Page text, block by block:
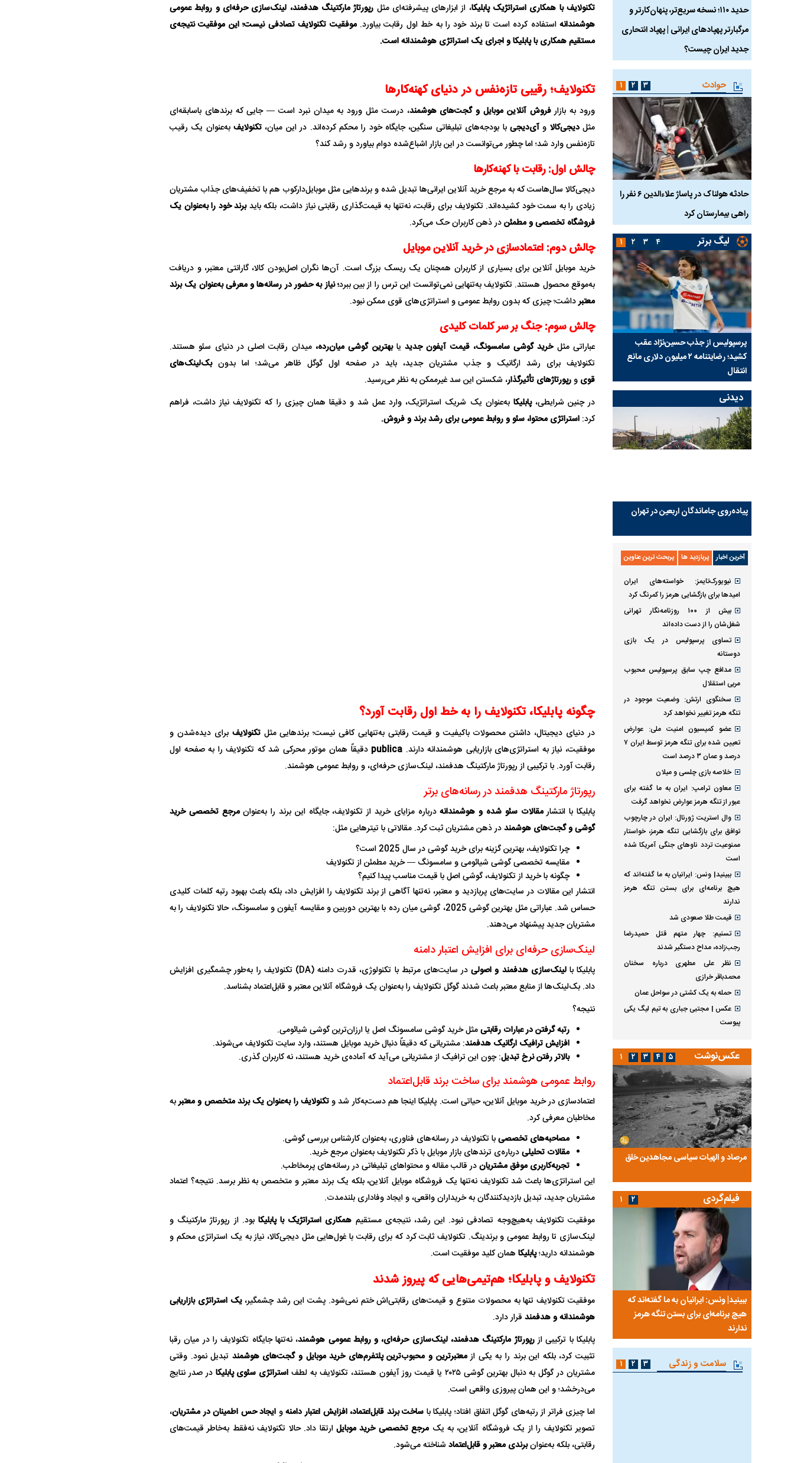
تکنولایف با همکاری استراتژیک پابلیکا، از ابزارهای پیشرفته‌ای مثل رپورتاژ مارکتینگ هدفمند، لینک‌سازی حرفه‌ای و روابط عمومی
هوشمندانهاستفاده کرده است تا برند خود را به خط اول رقابت بیاورد.موفقیت تکنولایف تصادفی نیست؛ این موفقیت نتیجه‌ی
مستقیم همکاری با پابلیکا و اجرای یک استراتژی هوشمندانه است.
تکنولایف؛ رقیبی تازه‌نفس در دنیای کهنه‌کارها
ورود به بازارفروش آنلاین موبایل و گجت‌های هوشمند، درست مثل ورود به میدان نبرد است — جایی که برندهای باسابقه‌ای
مثلدیجی‌کالا وآی‌دیجی با بودجه‌های تبلیغاتی سنگین، جایگاه خود را محکم کرده‌اند. در این میان، تکنولایفبه‌عنوان یک رقیب
تازه‌نفس وارد شد؛ اما چطور می‌توانست در این بازار اشباع‌شده دوام بیاورد و رشد کند؟
چالش اول: رقابت با کهنه‌کارها
دیجی‌کالا سال‌هاست که به مرجع خرید آنلاین ایرانی‌ها تبدیل شده و برندهایی مثل موبایل‌دارکوب هم با تخفیف‌های جذاب مشتریان
زیادی را به سمت خود کشیده‌اند. تکنولایف برای رقابت، نه‌تنها به قیمت‌گذاری رقابتی نیاز داشت، بلکه بایدبرند خود را به‌عنوان یک
فروشگاه تخصصی و مطمئندر ذهن کاربران حک می‌کرد.
چالش دوم: اعتمادسازی در خرید آنلاین موبایل
خرید موبایل آنلاین برای بسیاری از کاربران همچنان یک ریسک بزرگ است. آن‌ها نگران اصل‌بودن کالا، گارانتی معتبر، و دریافت
به‌موقع محصول هستند. تکنولایف به‌تنهایی نمی‌توانست این ترس را از بین ببرد؛ نیاز به حضور در رسانه‌ها و معرفی به‌عنوان یک برند
معتبرداشت؛ چیزی که بدون روابط عمومی و استراتژی‌های قوی ممکن نبود.
چالش سوم: جنگ بر سر کلمات کلیدی
عباراتی مثلخرید گوشی سامسونگ، قیمت آیفون جدید یا بهترین گوشی میان‌رده، میدان رقابت اصلی در دنیای سئو هستند.
تکنولایف برای رشد ارگانیک و جذب مشتریان جدید، باید در صفحه اول گوگل ظاهر می‌شد؛ اما بدونبک‌لینک‌های
قوی ورپورتاژهای تأثیرگذار، شکستن این سد غیرممکن به نظر می‌رسید.
در چنین شرایطی،پابلیکا به‌عنوان یک شریک استراتژیک، وارد عمل شد و دقیقا همان چیزی را که تکنولایف نیاز داشت، فراهم
کرد: استراتژی محتوا، سئو و روابط عمومی برای رشد برند و فروش.
چگونه پابلیکا، تکنولایف را به خط اول رقابت آورد؟
در دنیای دیجیتال، داشتن محصولات باکیفیت و قیمت رقابتی به‌تنهایی کافی نیست؛ برندهایی مثلتکنولایف برای دیده‌شدن و
موفقیت، نیاز به استراتژی‌های بازاریابی هوشمندانه دارند. publica دقیقاً همان موتور محرکی شد که تکنولایف را به صفحه اول
رقابت آورد. با ترکیبی از رپورتاژ مارکتینگ هدفمند، لینک‌سازی حرفه‌ای، و روابط عمومی هوشمند.
رپورتاژ مارکتینگ هدفمند در رسانه‌های برتر
پابلیکا با انتشارمقالات سئو شده و هوشمندانهدرباره مزایای خرید از تکنولایف، جایگاه این برند را به‌عنوانمرجع تخصصی خرید
گوشی و گجت‌های هوشمنددر ذهن مشتریان ثبت کرد. مقالاتی با تیترهایی مثل:
چرا تکنولایف، بهترین گزینه برای خرید گوشی در سال 2025 است؟
مقایسه تخصصی گوشی شیائومی و سامسونگ — خرید مطمئن از تکنولایف
چگونه با خرید از تکنولایف، گوشی اصل با قیمت مناسب پیدا کنیم؟
انتشار این مقالات در سایت‌های پربازدید و معتبر، نه‌تنها آگاهی از برند تکنولایف را افزایش داد، بلکه باعث بهبود رتبه کلمات کلیدی
حساس شد. عباراتی مثل بهترین گوشی 2025، گوشی میان ‌رده با بهترین دوربین و مقایسه آیفون و سامسونگ، حالا تکنولایف را به
مشتریان جدید پیشنهاد می‌دهند.
لینک‌سازی حرفه‌ای برای افزایش اعتبار دامنه
پابلیکا بالینک‌سازی هدفمند و اصولی
در سایت‌های مرتبط با تکنولوژی، قدرت دامنه (DA) تکنولایف را به‌طور چشمگیری افزایش
داد. بک‌لینک‌ها از منابع معتبر باعث شدند گوگل تکنولایف را به‌عنوان یک فروشگاه آنلاین معتبر و قابل‌اعتماد بشناسد.
نتیجه؟
رتبه گرفتن در عبارات رقابتیمثل خرید گوشی سامسونگ اصل یا ارزان‌ترین گوشی شیائومی.
افزایش ترافیک ارگانیک هدفمند: مشتریانی که دقیقاً دنبال خرید موبایل هستند، وارد سایت تکنولایف می‌شوند.
بالاتر رفتن نرخ تبدیل: چون این ترافیک از مشتریانی می‌آید که آماده‌ی خرید هستند، نه کاربران گذری.
روابط عمومی هوشمند برای ساخت برند قابل‌اعتماد
اعتمادسازی در خرید موبایل آنلاین، حیاتی است. پابلیکا اینجا هم دست‌به‌کار شد وتکنولایف را به‌عنوان یک برند متخصص و معتبربه
مخاطبان معرفی کرد.
مصاحبه‌های تخصصیبا تکنولایف در رسانه‌های فناوری، به‌عنوان کارشناس بررسی گوشی.
مقالات تحلیلیدرباره‌ی ترندهای بازار موبایل با ذکر تکنولایف به‌عنوان مرجع خرید.
تجربه‌کاربری موفق مشتریاندر قالب مقاله و محتواهای تبلیغاتی در رسانه‌های پرمخاطب.
این استراتژی‌ها باعث شد تکنولایف نه‌تنها یک فروشگاه موبایل آنلاین، بلکه یک برند معتبر و متخصص به نظر برسد. نتیجه؟ اعتماد
مشتریان جدید، تبدیل بازدیدکنندگان به خریداران واقعی، و ایجاد وفاداری بلندمدت.
موفقیت تکنولایف به‌هیچ‌وجه تصادفی نبود. این رشد، نتیجه‌ی مستقیم همکاری استراتژیک با پابلیکا بود. از رپورتاژ مارکتینگ و
لینک‌سازی تا روابط عمومی و برندینگ. تکنولایف ثابت کرد که برای رقابت با غول‌هایی مثل دیجی‌کالا، نیاز به یک استراتژی محکم و
هوشمندانه دارید؛پابلیکا همان کلید موفقیت است.
تکنولایف و پابلیکا؛ هم‌تیمی‌هایی که پیروز شدند
موفقیت تکنولایف تنها به محصولات متنوع و قیمت‌های رقابتی‌اش ختم نمی‌شود. پشت این رشد چشمگیر،یک استراتژی بازاریابی
هوشمندانه و هدفمند قرار دارد.
پابلیکا با ترکیبی ازرپورتاژ مارکتینگ هدفمند، لینک‌سازی حرفه‌ای، و روابط عمومی هوشمند، نه‌تنها جایگاه تکنولایف را در میان رقبا
تثبیت کرد، بلکه این برند را به یکی ازمعتبرترین و محبوب‌ترین پلتفرم‌های خرید موبایل و گجت‌های هوشمند تبدیل نمود. وقتی
مشتریان در گوگل به دنبال بهترین گوشی ۲۰۲۵ یا قیمت روز آیفون هستند، تکنولایف به لطف
استراتژی سئوی پابلیکا در صدر نتایج
می‌درخشد؛ و این همان پیروزی واقعی است.
اما چیزی فراتر از رتبه‌های گوگل اتفاق افتاد؛ پابلیکا با ساخت برند قابل‌اعتماد، افزایش اعتبار دامنهو ایجاد حس اطمینان در مشتریان،
تصویر تکنولایف را از یک فروشگاه آنلاین، به یکمرجع تخصصی خرید موبایل ارتقا داد. حالا تکنولایف نه‌فقط به‌خاطر قیمت‌های
رقابتی، بلکه به‌عنوانبرندی معتبر و قابل‌اعتمادشناخته می‌شود.
حدید ۱۱۰؛ نسخه سریع‌تر، پنهان‌کارتر و
مرگبارتر پهپادهای ایرانی | پهپاد انتحاری
جدید ایران چیست؟
هواپیمای مرموز E-11A BACN چیست؟
فضاپیمای «استارشیپ» ایلان ماسک
چیست؟
حدید ۱۱۰؛ نسخه سریع‌تر، پنهان‌کارتر و
مرگبارتر پهپادهای ایرانی | پهپاد انتحاری
هواپیمای مرموز E-11A BACN چیست؟
حوادث
حادثه هولناک در پاساژ علاءالدین ۶ نفر را
راهی بیمارستان کرد
ردپای سیاست در یک جنایت مرموز؛
ماجرای قتل مداح معروف چیست؟
جراحان قلابی در شمال تهران بازداشت
شدند؛ از تزریق فیلر تا جراحی پلک
حادثه هولناک در پاساژ علاءالدین ۶ نفر را
راهی بیمارستان کرد
ردپای سیاست در یک جنایت مرموز؛
ماجرای قتل مداح معروف چیست؟
۱ ۲ ۳
لیگ برتر
پرسپولیس از جذب حسین‌نژاد عقب
کشید؛ رضایتنامه ۲ میلیون دلاری مانع
انتقال
بازی‌های لیگ برتر فوتبال با تماشاگر
برگزار می‌شود
رقم نجومی رضایتنامه مدافع موردنظر
پرسپولیس لو رفت
دو خرید جدید پرسپولیس نهایی شد؛
امضای قرارداد امروز
پرسپولیس از جذب حسین‌نژاد عقب
انتقال
۱ ۲ ۳ ۴
دیدنی
پیاده‌روی جاماندگان اربعین در تهران
آخرین اخبار پربازدید ها پربحث ترین عناوین
نیویورک‌تایمز: خواسته‌های ایران
امیدها برای بازگشایی هرمز را کمرنگ کرد
بیش از ۱۰۰ روزنامه‌نگار تهرانی
شغل‌شان را از دست داده‌اند
تساوی پرسپولیس در یک بازی
دوستانه
مدافع چپ سابق پرسپولیس محبوب
مربی استقلال
سخنگوی ارتش: وضعیت موجود در
تنگه هرمز تغییر نخواهد کرد
عضو کمیسیون امنیت ملی: عوارض
تعیین شده برای تنگه هرمز توسط ایران ۷
درصد و عمان ۳ درصد است
خلاصه بازی چلسی و میلان
معاون ترامپ: ایران به ما گفته برای
عبور از تنگه هرمز عوارض نخواهد گرفت
وال استریت ژورنال: ایران در چارچوب
توافق برای بازگشایی تنگه هرمز، خواستار
ممنوعیت تردد ناو‌های جنگی آمریکا شده
است
ببینید| ونس: ایرانیان به ما گفته‌اند که
هیچ برنامه‌ای برای بستن تنگه هرمز
ندارند
قیمت طلا صعودی شد
تسنیم: چهار متهم قتل حمیدرضا
رجب‌زاده، مداح دستگیر شدند
نظر علی مطهری درباره سخنان
محمدباقر خرازی
حمله به یک کشتی در سواحل عمان
عکس | مجتبی جباری به تیم لیگ یکی
پیوست
عکس‌نوشت
مرصاد و الهیات سیاسی مجاهدین خلق
آخرین پرده از حیات سیاسی یک سلسله |
روایتی از آخرین مصاحبه‌ی شاه در ایران
ریشه‌های عزاداری ماه محرم در فرهنگ
و تاریخ ایران
عزاداری ماه محرم در دوران قاجار چگونه
انجام می‌شد؟
۱ ۲ ۳ ۴ ۵
فیلم‌گردی
ببینید| ونس: ایرانیان به ما گفته‌اند که
هیچ برنامه‌ای برای بستن تنگه هرمز
ندارند
ببینید| زن سیاستمدار نیوزلندی از داخل
حمام به جلسه پیوست!
ببینید| ونس: ایرانیان به ما گفته‌اند که
ببینید| زن سیاستمدار نیوزلندی از داخل
۱ ۲
سلامت و زندگی ۱ ۲ ۳